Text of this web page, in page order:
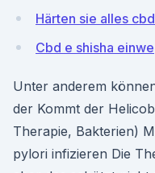
Härten sie alles
Cbd e shisha
Unter anderem
der Kommt der
Therapie, Bakterien)
pylori infizieren Die